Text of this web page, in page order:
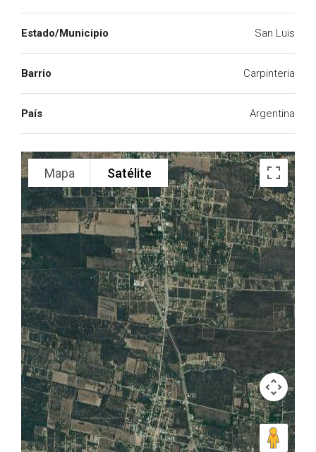
Estado/Municipio San Luis
Barrio Carpinteria
País Argentina
Mapa Satélite